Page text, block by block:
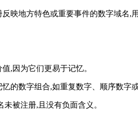
映地方特色或重要事件的数字域名,
,因为它们更易于记忆。
的数字组合,如重复数字、顺序数字
被注册,且没有负面含义。